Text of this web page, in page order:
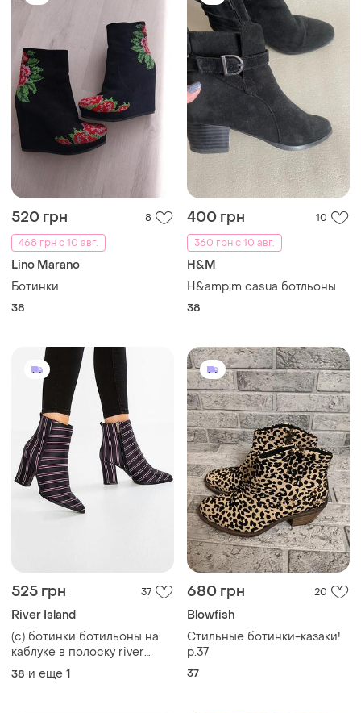
520 грн
8
468 грн с 10 авг.
Lino Marano
Ботинки
38
400 грн
10
360 грн с 10 авг.
H&M
H&amp;m casua ботльоны
38
525 грн 37
River Island
(c) ботинки ботильоны на
каблуке в полоску river
island
38 и еще 1
680 грн 20
Blowfish
Стильные ботинки-казаки!
р.37
37